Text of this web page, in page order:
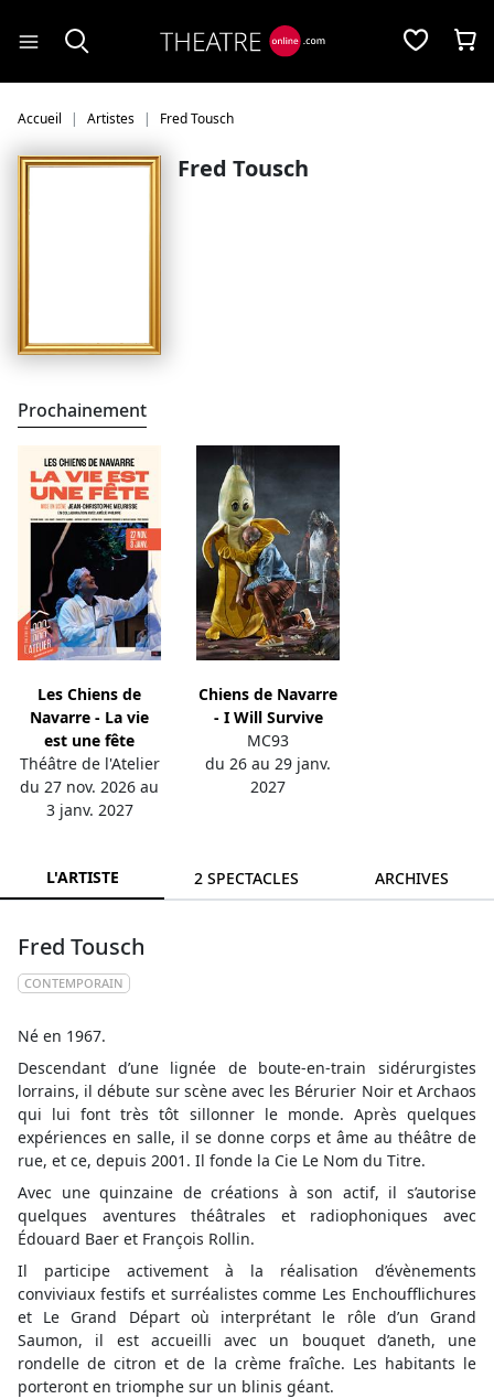
Accueil Artistes Fred Tousch
Fred Tousch
Prochainement
Les Chiens de
Navarre - La vie
est une fête
Théâtre de l'Atelier
du 27 nov. 2026 au
3 janv. 2027
Chiens de Navarre
- I Will Survive
MC93
du 26 au 29 janv.
2027
L'ARTISTE 2 SPECTACLES ARCHIVES
Fred Tousch
CONTEMPORAIN
Né en 1967.
Descendant d’une lignée de boute-en-train sidérurgistes
lorrains, il débute sur scène avec les Bérurier Noir et Archaos
qui lui font très tôt sillonner le monde. Après quelques
expériences en salle, il se donne corps et âme au théâtre de
rue, et ce, depuis 2001. Il fonde la Cie Le Nom du Titre.
Avec une quinzaine de créations à son actif, il s’autorise
quelques aventures théâtrales et radiophoniques avec
Édouard Baer et François Rollin.
Il participe activement à la réalisation d’évènements
conviviaux festifs et surréalistes comme Les Enchoufflichures
et Le Grand Départ où interprétant le rôle d’un Grand
Saumon, il est accueilli avec un bouquet d’aneth, une
rondelle de citron et de la crème fraîche. Les habitants le
porteront en triomphe sur un blinis géant.